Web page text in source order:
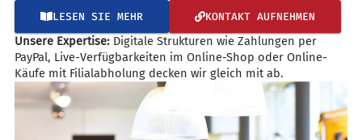
LESEN SIE MEHR KONTAKT AUFNEHMEN
Unsere Expertise:Digitale Strukturen wie Zahlungen per
PayPal, Live-Verfügbarkeiten im Online-Shop oder Online-
Käufe mit Filialabholung decken wir gleich mit ab.